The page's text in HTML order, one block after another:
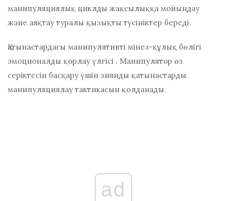
манипуляциялық циклды жақсылыққа мойындау
және аяқтау туралы қызықты түсініктер береді.
Қатынастардағы манипулятивті мінез-құлық бөлігі
эмоционалды қорлау үлгісі . Манипулятор өз
серіктесін басқару үшін зиянды қатынастарды
манипуляциялау тактикасын қолданады.
ad